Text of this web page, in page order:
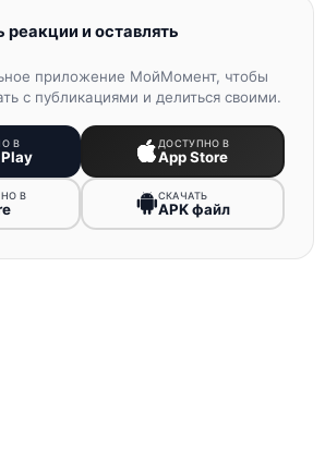
реакции и оставлять
приложение МойМомент, чтобы
с публикациями и делиться своими.
В ДОСТУПНО В
App Store
В СКАЧАТЬ
APK файл